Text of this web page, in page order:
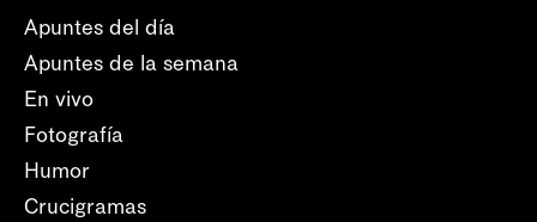
Apuntes del día
Apuntes de la semana
En vivo
Fotografía
Humor
Crucigramas